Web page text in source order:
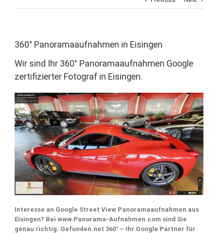
360° Panoramaaufnahmen in Eisingen
Wir sind Ihr 360° Panoramaaufnahmen Google
zertifizierter Fotograf in Eisingen.
Interesse an Google Street View Panoramaaufnahmen aus
Eisingen? Bei www.Panorama-Aufnahmen.com sind Sie
genau richtig. Gefunden.net 360° – Ihr Google Partner für